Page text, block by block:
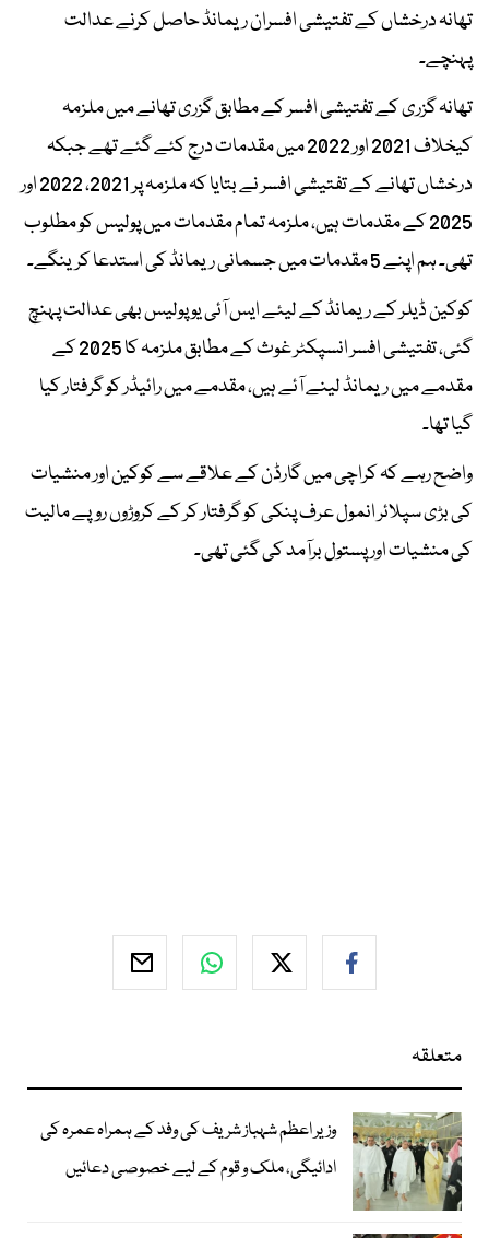
تھانہ درخشاں کے تفتیشی افسران ریمانڈ حاصل کرنے عدالت
پہنچے۔
تھانہ گزری کے تفتیشی افسر کے مطابق گزری تھانے میں ملزمہ
کیخلاف 2021 اور 2022 میں مقدمات درج کئے گئے تھے جبکہ
درخشاں تھانے کے تفتیشی افسر نے بتایا کہ ملزمہ پر 2021، 2022 اور
2025 کے مقدمات ہیں، ملزمہ تمام مقدمات میں پولیس کو مطلوب
تھی۔ ہم اپنے 5 مقدمات میں جسمانی ریمانڈ کی استدعا کرینگے۔
کوکین ڈیلر کے ریمانڈ کے لیئے ایس آئی یو پولیس بھی عدالت پہنچ
گئی، تفتیشی افسر انسپکٹر غوث کے مطابق ملزمہ کا 2025 کے
مقدمے میں ریمانڈ لینے آئے ہیں، مقدمے میں رائیڈر کو گرفتار کیا
گیا تھا۔
واضح رہے کہ کراچی میں گارڈن کے علاقے سے کوکین اور منشیات
کی بڑی سپلائر انمول عرف پنکی کو گرفتار کر کے کروڑوں روپے مالیت
کی منشیات اور پستول برآمد کی گئی تھی۔
متعلقہ
وزیر اعظم شہباز شریف کی وفد کے ہمراہ عمرہ کی
ادائیگی، ملک و قوم کے لیے خصوصی دعائیں